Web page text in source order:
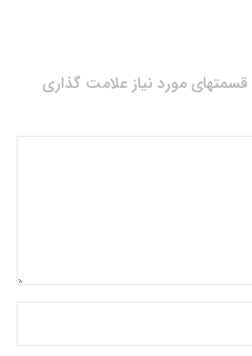
مورد نیاز علامت گذاری